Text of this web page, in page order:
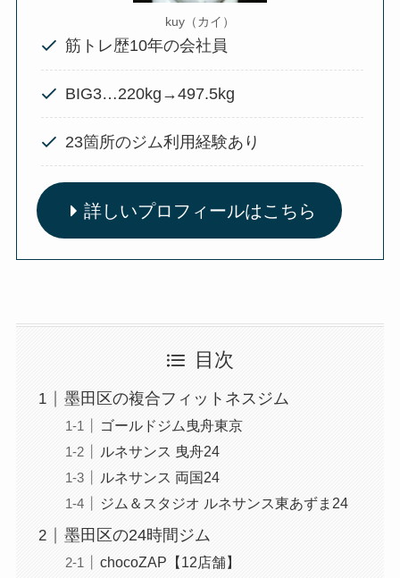
kuy（カイ）
筋トレ歴10年の会社員
BIG3…220kg→497.5kg
23箇所のジム利用経験あり
詳しいプロフィールはこちら
目次
墨田区の複合フィットネスジム
ゴールドジム曳舟東京
ルネサンス 曳舟24
ルネサンス 両国24
ジム＆スタジオ ルネサンス東あずま24
墨田区の24時間ジム
chocoZAP【12店舗】